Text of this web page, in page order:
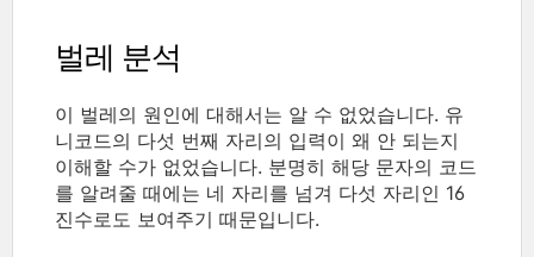
벌레 분석
이 벌레의 원인에 대해서는 알 수 없었습니다. 유
니코드의 다섯 번째 자리의 입력이 왜 안 되는지
이해할 수가 없었습니다. 분명히 해당 문자의 코드
를 알려줄 때에는 네 자리를 넘겨 다섯 자리인 16
진수로도 보여주기 때문입니다.